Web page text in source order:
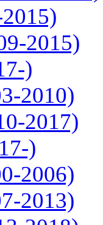
2015)
)
2010)
2017)
)
2006)
2013)